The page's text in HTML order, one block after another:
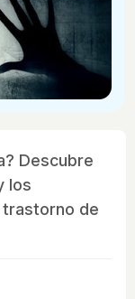
Descubre
los
de